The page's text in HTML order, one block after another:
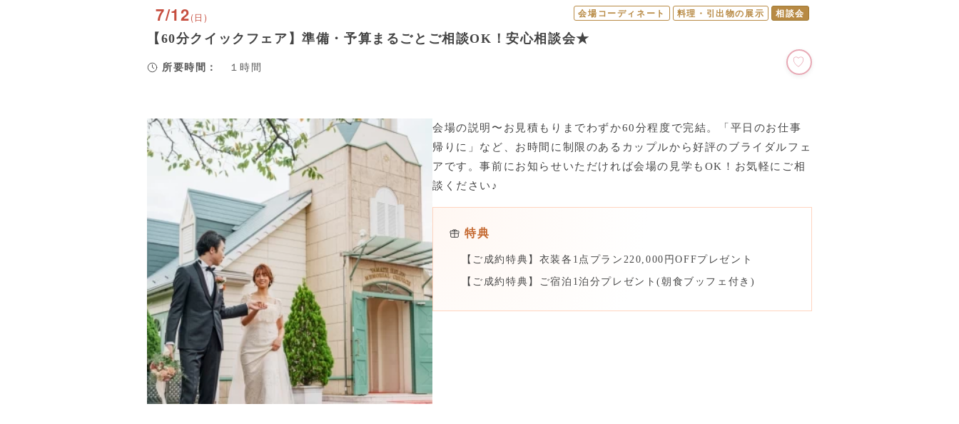
7/12(日) 会場コーディネート 料理・引出物の展示 相談会
【60分クイックフェア】準備・予算まるごとご相談OK！安心相談会★
所要時間： １時間
会場の説明〜お見積もりまでわずか60分程度で完結。「平日のお仕事
帰りに」など、お時間に制限のあるカップルから好評のブライダルフェ
アです。事前にお知らせいただければ会場の見学もOK！お気軽にご相
談ください♪
特典
【ご成約特典】衣装各1点プラン220,000円OFFプレゼント
【ご成約特典】ご宿泊1泊分プレゼント(朝食ブッフェ付き)